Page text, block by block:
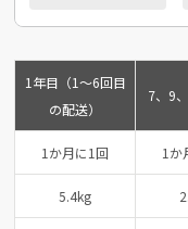
1年目（1～6回目
の配送）
7、9
1か月に1回 1か
5.4kg